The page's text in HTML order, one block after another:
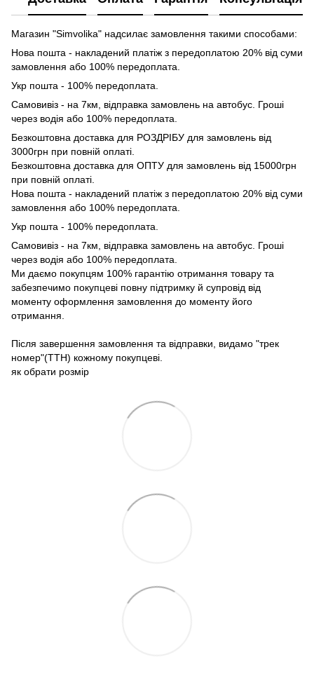
Магазин "Simvolika" надсилає замовлення такими способами:
Нова пошта - накладений платіж з передоплатою 20% від суми
замовлення або 100% передоплата.
Укр пошта - 100% передоплата.
Самовивіз - на 7км, відправка замовлень на автобус. Гроші
через водія або 100% передоплата.
Безкоштовна доставка для РОЗДРІБУ для замовлень від
3000грн при повній оплаті.
Безкоштовна доставка для ОПТУ для замовлень від 15000грн
при повній оплаті.
Нова пошта - накладений платіж з передоплатою 20% від суми
замовлення або 100% передоплата.
Укр пошта - 100% передоплата.
Самовивіз - на 7км, відправка замовлень на автобус. Гроші
через водія або 100% передоплата.
Ми даємо покупцям 100% гарантію отримання товару та
забезпечимо покупцеві повну підтримку й супровід від
моменту оформлення замовлення до моменту його
отримання.
Після завершення замовлення та відправки, видамо "трек
номер"(ТТН) кожному покупцеві.
як обрати розмір